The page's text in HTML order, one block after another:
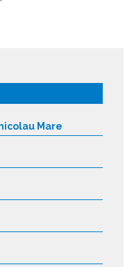
Mare